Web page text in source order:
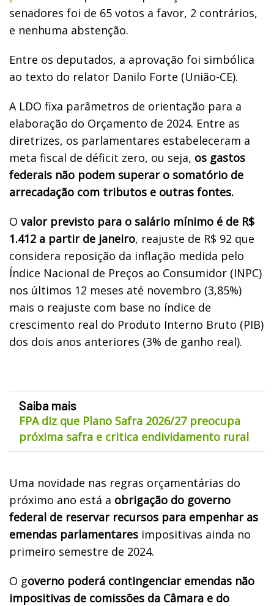
senadores foi de 65 votos a favor, 2 contrários,
e nenhuma abstenção.
Entre os deputados, a aprovação foi simbólica
ao texto do relator Danilo Forte (União-CE).
A LDO fixa parâmetros de orientação para a
elaboração do Orçamento de 2024. Entre as
diretrizes, os parlamentares estabeleceram a
meta fiscal de déficit zero, ou seja, os gastos
federais não podem superar o somatório de
arrecadação com tributos e outras fontes.
O valor previsto para o salário mínimo é de R$
1.412 a partir de janeiro, reajuste de R$ 92 que
considera reposição da inflação medida pelo
Índice Nacional de Preços ao Consumidor (INPC)
nos últimos 12 meses até novembro (3,85%)
mais o reajuste com base no índice de
crescimento real do Produto Interno Bruto (PIB)
dos dois anos anteriores (3% de ganho real).
Saiba mais
FPA diz que Plano Safra 2026/27 preocupa
próxima safra e critica endividamento rural
Uma novidade nas regras orçamentárias do
próximo ano está a obrigação do governo
federal de reservar recursos para empenhar as
emendas parlamentares impositivas ainda no
primeiro semestre de 2024.
O governo poderá contingenciar emendas não
impositivas de comissões da Câmara e do